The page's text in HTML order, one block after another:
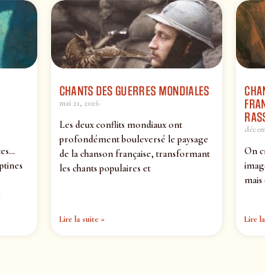
CHANTS DES GUERRES MONDIALES
mai 21, 2026
Les deux conflits mondiaux ont
profondément bouleversé le paysage
de la chanson française, transformant
les chants populaires et
Lire la suite »
On
Lire